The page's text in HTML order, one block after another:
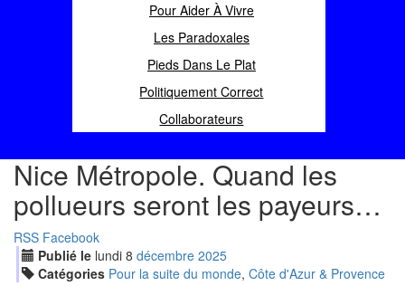
Pour Aider À Vivre
Les Paradoxales
Pieds Dans Le Plat
Politiquement Correct
Collaborateurs
Nice Métropole. Quand les
pollueurs seront les payeurs…
RSS Facebook
Publié le lundi 8 décembre 2025
Catégories Pour la suite du monde, Côte d'Azur & Provence